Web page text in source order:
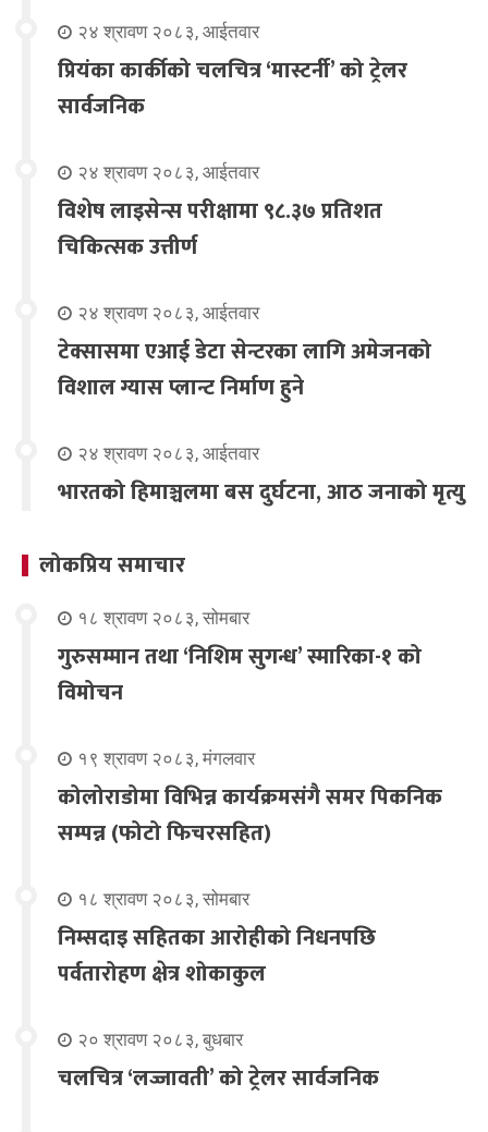
२४ श्रावण २०८३, आईतवार
प्रियंका कार्कीको चलचित्र ‘मास्टर्नी’ को ट्रेलर
सार्वजनिक
२४ श्रावण २०८३, आईतवार
विशेष लाइसेन्स परीक्षामा ९८.३७ प्रतिशत
चिकित्सक उत्तीर्ण
२४ श्रावण २०८३, आईतवार
टेक्सासमा एआई डेटा सेन्टरका लागि अमेजनको
विशाल ग्यास प्लान्ट निर्माण हुने
२४ श्रावण २०८३, आईतवार
भारतको हिमाञ्चलमा बस दुर्घटना, आठ जनाको मृत्यु
लोकप्रिय समाचार
१८ श्रावण २०८३, सोमबार
गुरुसम्मान तथा ‘निशिम सुगन्ध’ स्मारिका-१ को
विमोचन
१९ श्रावण २०८३, मंगलवार
कोलोराडोमा विभिन्न कार्यक्रमसंगै समर पिकनिक
सम्पन्न (फोटो फिचरसहित)
१८ श्रावण २०८३, सोमबार
निम्सदाइ सहितका आरोहीको निधनपछि
पर्वतारोहण क्षेत्र शोकाकुल
२० श्रावण २०८३, बुधबार
चलचित्र ‘लज्जावती’ को ट्रेलर सार्वजनिक